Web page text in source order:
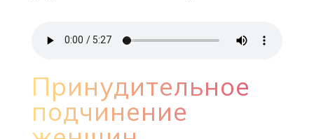
Принудительное
подчинение